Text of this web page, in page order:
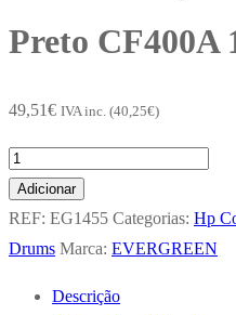
Preto CF400A
49,51€ IVA inc. (40,25€)
Quantidade
de
Toner
Evergreen
Adicionar
REF: EG1455 Categorias: Hp
Drums Marca: EVERGREEN
Descrição